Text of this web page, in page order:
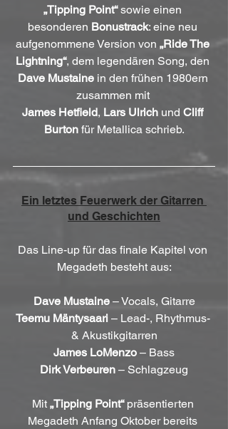
„Tipping Point“ sowie einen
besonderen Bonustrack: eine neu
aufgenommene Version von „Ride The
Lightning“, dem legendären Song, den
Dave Mustaine in den frühen 1980ern
zusammen mit
James Hetfield, Lars Ulrich und Cliff
Burton für Metallica schrieb.
Ein letztes Feuerwerk der Gitarren
und Geschichten
Das Line-up für das finale Kapitel von
Megadeth besteht aus:
Dave Mustaine – Vocals, Gitarre
Teemu Mäntysaari – Lead-, Rhythmus-
& Akustikgitarren
James LoMenzo – Bass
Dirk Verbeuren – Schlagzeug
Mit „Tipping Point“ präsentierten
Megadeth Anfang Oktober bereits